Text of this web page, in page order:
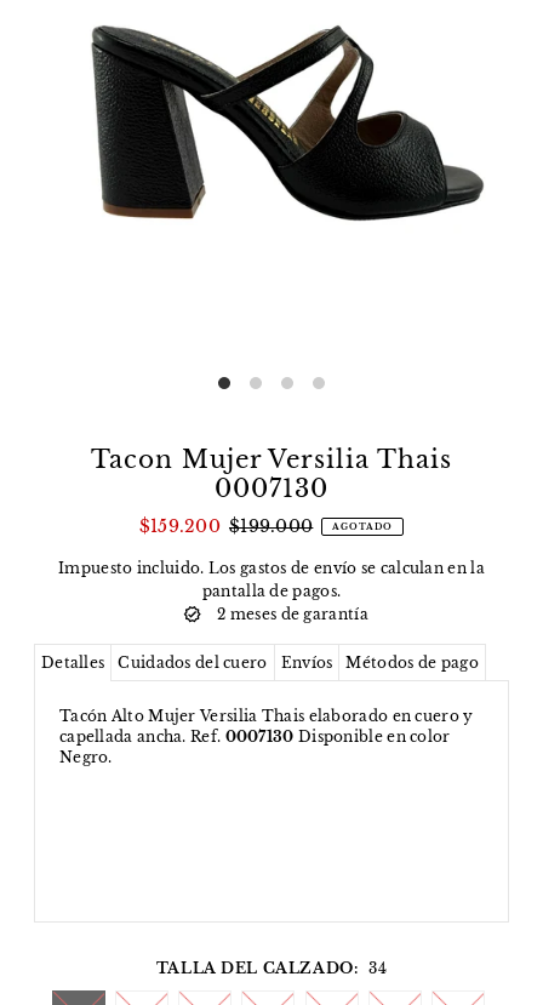
Tacon Mujer Versilia Thais
0007130
$159.200 $199.000 AGOTADO
Impuesto incluido. Los gastos de envío se calculan en la
pantalla de pagos.
2 meses de garantía
Detalles Cuidados del cuero Envíos Métodos de pago
Tacón Alto Mujer Versilia Thais elaborado en cuero y
capellada ancha. Ref. 0007130 Disponible en color
Negro.
TALLA DEL CALZADO: 34